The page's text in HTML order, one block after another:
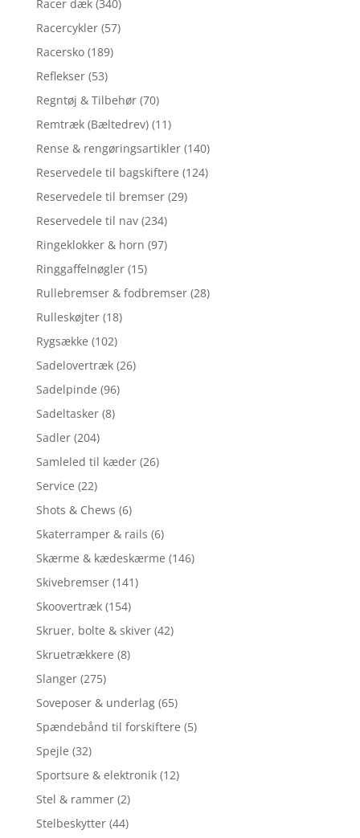
Racer dæk (340)
Racercykler (57)
Racersko (189)
Reflekser (53)
Regntøj & Tilbehør (70)
Remtræk (Bæltedrev) (11)
Rense & rengøringsartikler (140)
Reservedele til bagskiftere (124)
Reservedele til bremser (29)
Reservedele til nav (234)
Ringeklokker & horn (97)
Ringgaffelnøgler (15)
Rullebremser & fodbremser (28)
Rulleskøjter (18)
Rygsække (102)
Sadelovertræk (26)
Sadelpinde (96)
Sadeltasker (8)
Sadler (204)
Samleled til kæder (26)
Service (22)
Shots & Chews (6)
Skaterramper & rails (6)
Skærme & kædeskærme (146)
Skivebremser (141)
Skoovertræk (154)
Skruer, bolte & skiver (42)
Skruetrækkere (8)
Slanger (275)
Soveposer & underlag (65)
Spændebånd til forskiftere (5)
Spejle (32)
Sportsure & elektronik (12)
Stel & rammer (2)
Stelbeskytter (44)